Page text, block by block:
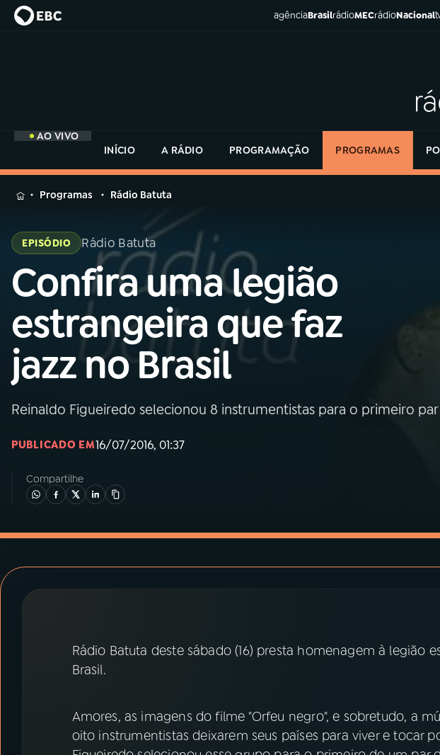
agênciaBrasilrádioMECrádioNacional
AO VIVO
INÍCIO
A RÁDIO PROGRAMAÇÃO PROGRAMAS
MENU
Buscar
na
Rádio
MEC
Buscar
01INÍCIO
02 A RÁDIO
03PROGRAMAÇÃO
04PROGRAMAS
ACOMPANHE A RÁDIO MEC
na
Rádio
Programas Rádio Batuta
EPISÓDIO Rádio Batuta
Confira uma legião
estrangeira que faz
jazz no Brasil
Reinaldo Figueiredo selecionou 8 instrumentistas para o primeiro par
PUBLICADO EM16/07/2016, 01:37
Compartilhe
Rádio Batuta deste sábado (16) presta homenagem à legião
Brasil.
Amores, as imagens do filme "Orfeu negro", e sobretudo, a
oito instrumentistas deixarem seus países para viver e tocar